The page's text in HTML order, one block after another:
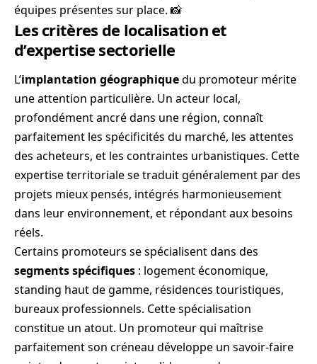
équipes présentes sur place. 📸
Les critères de localisation et
d’expertise sectorielle
L’implantation géographiquedu promoteur mérite
une attention particulière. Un acteur local,
profondément ancré dans une région, connaît
parfaitement les spécificités du marché, les attentes
des acheteurs, et les contraintes urbanistiques. Cette
expertise territoriale se traduit généralement par des
projets mieux pensés, intégrés harmonieusement
dans leur environnement, et répondant aux besoins
réels.
Certains promoteurs se spécialisent dans des
segments spécifiques : logement économique,
standing haut de gamme, résidences touristiques,
bureaux professionnels. Cette spécialisation
constitue un atout. Un promoteur qui maîtrise
parfaitement son créneau développe un savoir-faire